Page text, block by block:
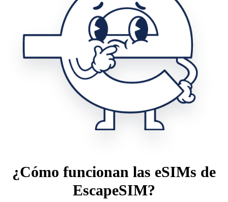
¿Cómo funcionan las eSIMs de
EscapeSIM?